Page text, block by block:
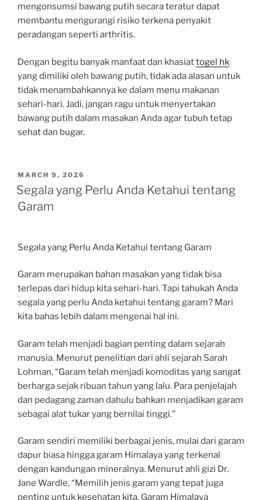
mengonsumsi bawang putih secara teratur dapat
membantu mengurangi risiko terkena penyakit
peradangan seperti arthritis.
Dengan begitu banyak manfaat dan khasiattogel hk
yang dimiliki oleh bawang putih, tidak ada alasan untuk
tidak menambahkannya ke dalam menu makanan
sehari-hari. Jadi, jangan ragu untuk menyertakan
bawang putih dalam masakan Anda agar tubuh tetap
sehat dan bugar.
POSTED
ON
MARCH 9, 2026
Segala yang Perlu Anda Ketahui tentang
Garam
Segala yang Perlu Anda Ketahui tentang Garam
Garam merupakan bahan masakan yang tidak bisa
terlepas dari hidup kita sehari-hari. Tapi tahukah Anda
segala yang perlu Anda ketahui tentang garam? Mari
kita bahas lebih dalam mengenai hal ini.
Garam telah menjadi bagian penting dalam sejarah
manusia. Menurut penelitian dari ahli sejarah Sarah
Lohman, “Garam telah menjadi komoditas yang sangat
berharga sejak ribuan tahun yang lalu. Para penjelajah
dan pedagang zaman dahulu bahkan menjadikan garam
sebagai alat tukar yang bernilai tinggi.”
Garam sendiri memiliki berbagai jenis, mulai dari garam
dapur biasa hingga garam Himalaya yang terkenal
dengan kandungan mineralnya. Menurut ahli gizi Dr.
Jane Wardle, “Memilih jenis garam yang tepat juga
penting untuk kesehatan kita. Garam Himalaya